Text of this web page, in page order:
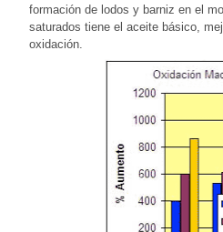
formación de lodos y barniz en el
saturados tiene el aceite básico,
oxidación.